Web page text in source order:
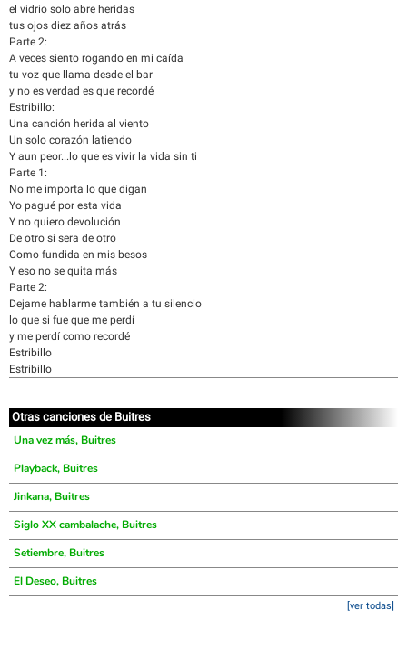
el vidrio solo abre heridas
tus ojos diez años atrás
Parte 2:
A veces siento rogando en mi caída
tu voz que llama desde el bar
y no es verdad es que recordé
Estribillo:
Una canción herida al viento
Un solo corazón latiendo
Y aun peor...lo que es vivir la vida sin ti
Parte 1:
No me importa lo que digan
Yo pagué por esta vida
Y no quiero devolución
De otro si sera de otro
Como fundida en mis besos
Y eso no se quita más
Parte 2:
Dejame hablarme también a tu silencio
lo que si fue que me perdí
y me perdí como recordé
Estribillo
Estribillo
Otras canciones de Buitres
Una vez más, Buitres
Playback, Buitres
Jinkana, Buitres
Siglo XX cambalache, Buitres
Setiembre, Buitres
El Deseo, Buitres
[ver todas]